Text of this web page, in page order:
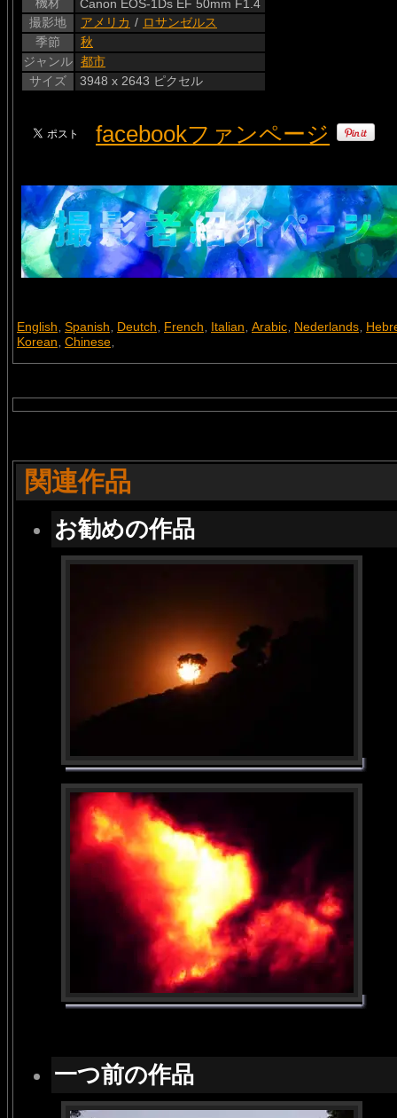
Canon EOS-1Ds EF 50mm F1.4
撮影地
アメリカ / ロサンゼルス
季節
秋
ジャンル 都市
サイズ
3948 x 2643 ピクセル
facebookファンページ
English, Spanish, Deutch, French, Italian, Arabic, Nederlands,
Korean, Chinese,
関連作品
お勧めの作品
一つ前の作品